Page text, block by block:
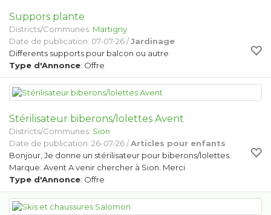
Suppors plante
Districts/Communes: Martigny
Date de publication: 07-07-26 /Jardinage
Differents supports pour balcon ou autre
Type d'Annonce: Offre
Stérilisateur biberons/lolettes Avent
Districts/Communes: Sion
Date de publication: 26-07-26 /Articles pour enfants
Bonjour, Je donne un stérilisateur pour biberons/lolettes.
Marque: Avent A venir chercher à Sion. Merci
Type d'Annonce: Offre